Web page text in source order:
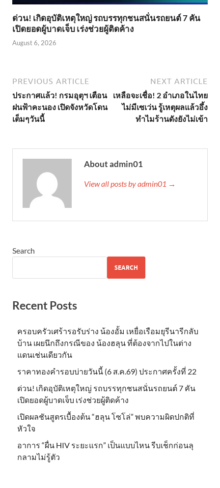
ด่วน! เกิดอุบัติเหตุใหญ่ รถบรรทุกชนสนั่นรถยนต์ 7 คัน
เปิดยอดผู้บาดเจ็บ เร่งช่วยผู้ติดค้าง
August 6, 2026
PREVIOUS ARTICLE
ประกาศเเล้ว! กรมอุตุฯ เตือน
ฝนฟ้าคะนอง เปิดจังหวัดโดน
เต็มๆวันนี้
NEXT ARTICLE
เหลือจะเชื่อ! 2 อำเภอในไทย
ไม่มีเซเว่น รู้เหตุผลแล้วอึ้ง
ทำไมร้านดังยังไม่เข้า
About admin01
View all posts by admin01 →
Search
SEARCH
Recent Posts
ครอบครัวเศร้ารอรับร่าง น้องอั้ม เหยื่อเรือมยุรีนารีกลับ
บ้าน เผยนึกถึงกรณีของ น้องฮลุน ที่ต้องจากไปในต่าง
แดนเช่นเดียวกัน
ราคาทองคำรอบบ่ายวันนี้ (6 ส.ค.69) ประกาศครั้งที่ 22
ด่วน! เกิดอุบัติเหตุใหญ่ รถบรรทุกชนสนั่นรถยนต์ 7 คัน
เปิดยอดผู้บาดเจ็บ เร่งช่วยผู้ติดค้าง
เปิดผลชันสูตรเบื้องต้น “ฮลุน โซโล่” พบความผิดปกติที่
หัวใจ
อาการ “ผื่น HIV ระยะแรก” เป็นแบบไหน รีบเช็กก่อนลุ
กลามไม่รู้ตัว